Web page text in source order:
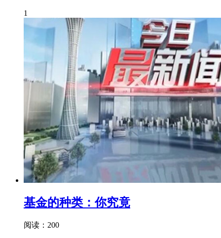
1
基金的种类：你究竟
阅读：200